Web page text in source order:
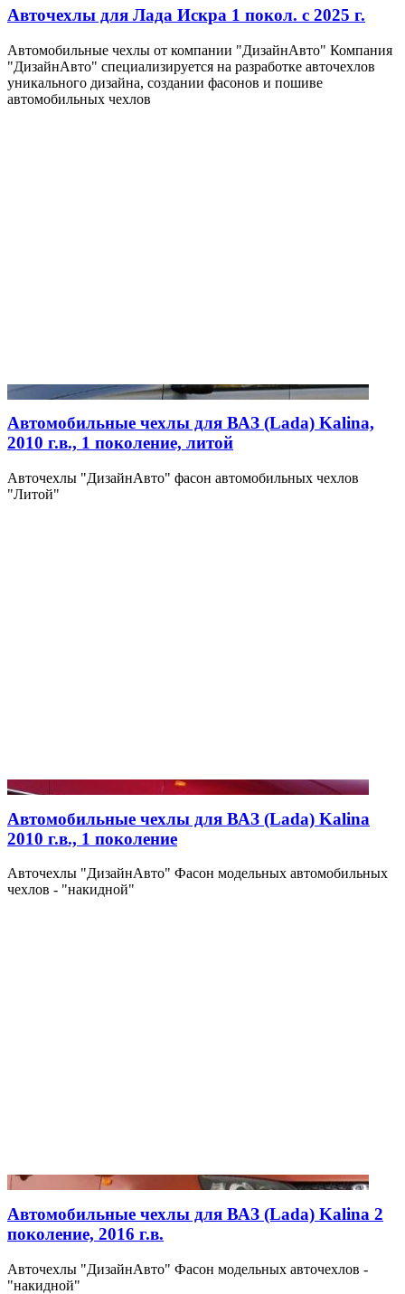
Авточехлы для Лада Искра 1 покол. с 2025 г.
Автомобильные чехлы от компании "ДизайнАвто" Компания
"ДизайнАвто" специализируется на разработке авточехлов
уникального дизайна, создании фасонов и пошиве
автомобильных чехлов
Автомобильные чехлы для ВАЗ (Lada) Kalina,
2010 г.в., 1 поколение, литой
Авточехлы "ДизайнАвто" фасон автомобильных чехлов
"Литой"
Автомобильные чехлы для ВАЗ (Lada) Kalina
2010 г.в., 1 поколение
Авточехлы "ДизайнАвто" Фасон модельных автомобильных
чехлов - "накидной"
Автомобильные чехлы для ВАЗ (Lada) Kalina 2
поколение, 2016 г.в.
Авточехлы "ДизайнАвто" Фасон модельных авточехлов -
"накидной"